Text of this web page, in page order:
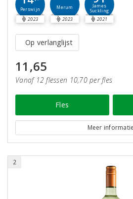
Perswijn
2023
Merum
2023
James
Suckling
2021
Op verlanglijst
11,65
Vanaf 12 flessen 10,70 per fles
Fles
Meer informatie
2